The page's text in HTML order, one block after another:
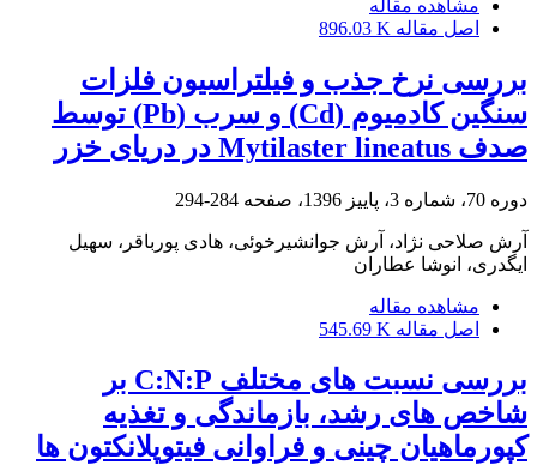
مشاهده مقاله
اصل مقاله 896.03 K
بررسی نرخ جذب و فیلتراسیون فلزات
سنگین کادمیوم (Cd) و سرب (Pb) توسط
صدف Mytilaster lineatus در دریای خزر
دوره 70، شماره 3، پاییز 1396، صفحه 284-294
آرش صلاحی نژاد، آرش جوانشیرخوئی، هادی پورباقر، سهیل
ایگدری، انوشا عطاران
مشاهده مقاله
اصل مقاله 545.69 K
بررسی نسبت­ های مختلف C:N:P بر
شاخص­ های رشد، بازماندگی و تغذیه
کپورماهیان چینی و فراوانی فیتوپلانکتون­ ها